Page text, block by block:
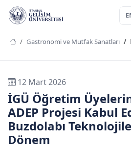
Gastronomi ve Mutfak Sanatları
12 Mart 2026
İGÜ Öğretim
ADEP Projesi Kabul
Buzdolabı
Dönem